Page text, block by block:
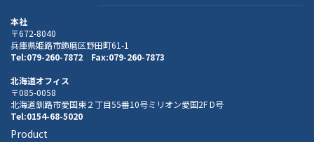
本社
〒672-8040
兵庫県姫路市飾磨区野田町61-1
Tel:079-260-7872 Fax:079-260-7873
北海道オフィス
〒085-0058
北海道釧路市愛国東２丁目55番10号ミリオン愛国2F D号
Tel:0154-68-5020
Product